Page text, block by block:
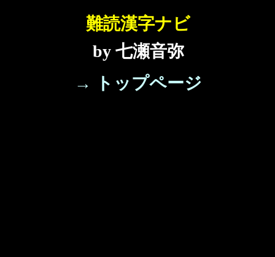
難読漢字ナビ
by 七瀬音弥
→ トップページ